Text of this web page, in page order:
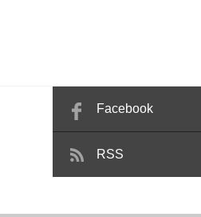
Facebook
RSS